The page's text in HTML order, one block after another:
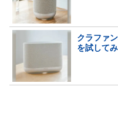
クラファ
を試して